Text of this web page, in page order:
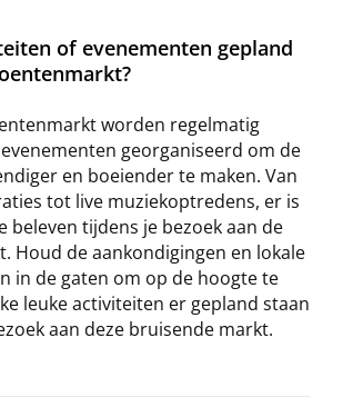
of evenementen gepland
worden regelmatig
georganiseerd om de
en boeiender te maken. Van
tot live muziekoptredens, er is
beleven tijdens je bezoek aan de
Houd de aankondigingen en lokale
in de gaten om op de hoogte te
leuke activiteiten er gepland staan
aan deze bruisende markt.